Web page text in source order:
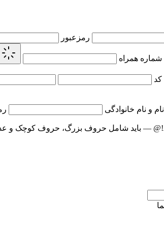
رمزعبور
شماره همراه
کد
نام و نام خانوادگی
— باید شامل حروف بزرگ، حروف کوچک و عدد باشد و حداقل ۸